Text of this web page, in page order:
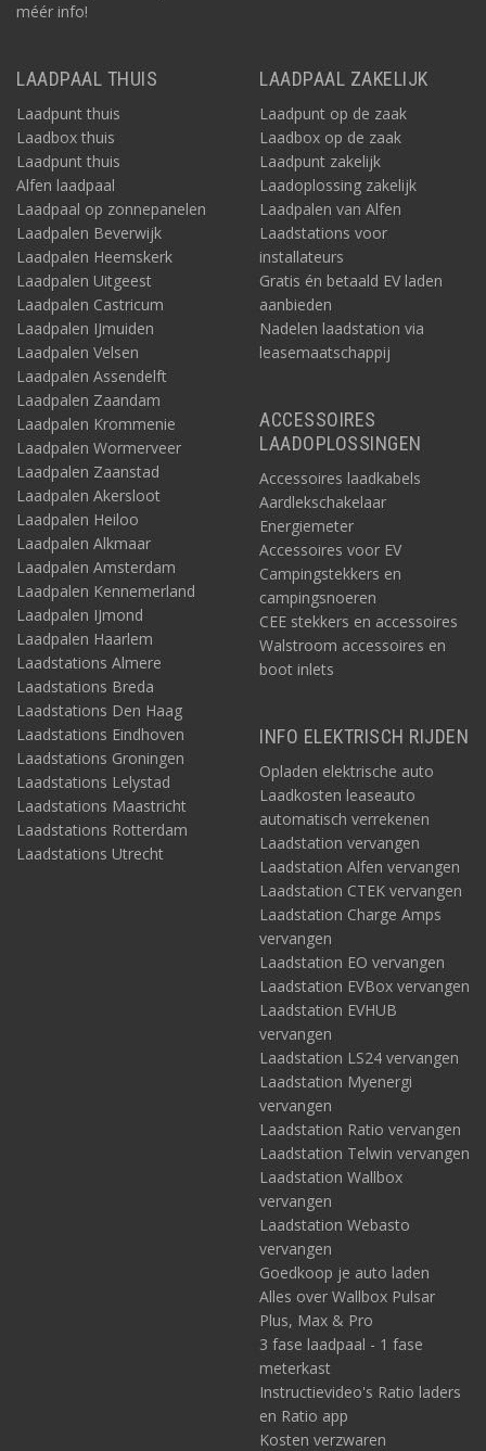
méér info!
LAADPAAL THUIS
Laadpunt thuis
Laadbox thuis
Laadpunt thuis
Alfen laadpaal
Laadpaal op zonnepanelen
Laadpalen Beverwijk
Laadpalen Heemskerk
Laadpalen Uitgeest
Laadpalen Castricum
Laadpalen IJmuiden
Laadpalen Velsen
Laadpalen Assendelft
Laadpalen Zaandam
Laadpalen Krommenie
Laadpalen Wormerveer
Laadpalen Zaanstad
Laadpalen Akersloot
Laadpalen Heiloo
Laadpalen Alkmaar
Laadpalen Amsterdam
Laadpalen Kennemerland
Laadpalen IJmond
Laadpalen Haarlem
Laadstations Almere
Laadstations Breda
Laadstations Den Haag
Laadstations Eindhoven
Laadstations Groningen
Laadstations Lelystad
Laadstations Maastricht
Laadstations Rotterdam
Laadstations Utrecht
LAADPAAL ZAKELIJK
Laadpunt op de zaak
Laadbox op de zaak
Laadpunt zakelijk
Laadoplossing zakelijk
Laadpalen van Alfen
Laadstations voor
installateurs
Gratis én betaald EV laden
aanbieden
Nadelen laadstation via
leasemaatschappij
ACCESSOIRES
LAADOPLOSSINGEN
Accessoires laadkabels
Aardlekschakelaar
Energiemeter
Accessoires voor EV
Campingstekkers en
campingsnoeren
CEE stekkers en accessoires
Walstroom accessoires en
boot inlets
INFO ELEKTRISCH RIJDEN
Opladen elektrische auto
Laadkosten leaseauto
automatisch verrekenen
Laadstation vervangen
Laadstation Alfen vervangen
Laadstation CTEK vervangen
Laadstation Charge Amps
vervangen
Laadstation EO vervangen
Laadstation EVBox vervangen
Laadstation EVHUB
vervangen
Laadstation LS24 vervangen
Laadstation Myenergi
vervangen
Laadstation Ratio vervangen
Laadstation Telwin vervangen
Laadstation Wallbox
vervangen
Laadstation Webasto
vervangen
Goedkoop je auto laden
Alles over Wallbox Pulsar
Plus, Max & Pro
3 fase laadpaal - 1 fase
meterkast
Instructievideo's Ratio laders
en Ratio app
Kosten verzwaren